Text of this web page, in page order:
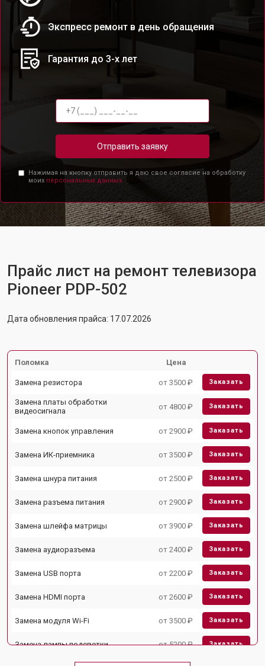
Экспресс ремонт в день обращения
Гарантия до 3-х лет
Отправить заявку
Нажимая на кнопку отправить я даю свое согласие на обработку
моих персональных данных.
Прайс лист на ремонт телевизора
Pioneer PDP-502
Дата обновления прайса: 17.07.2026
Поломка Цена
Замена резистора от 3500 ₽ Заказать
Замена платы обработки
видеосигнала
от 4800 ₽ Заказать
Замена кнопок управления от 2900 ₽ Заказать
Замена ИК-приемника от 3500 ₽ Заказать
Замена шнура питания от 2500 ₽ Заказать
Замена разъема питания от 2900 ₽ Заказать
Замена шлейфа матрицы от 3900 ₽ Заказать
Замена аудиоразъема от 2400 ₽ Заказать
Замена USB порта от 2200 ₽ Заказать
Замена HDMI порта от 2600 ₽ Заказать
Замена модуля Wi-Fi от 3500 ₽ Заказать
Замена лампы подсветки от 5200 ₽ Заказать